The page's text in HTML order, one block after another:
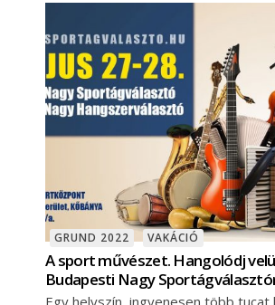
GRUND 2022 VAKÁCIÓ
A sport művészet. Hangolódj
Budapesti Nagy